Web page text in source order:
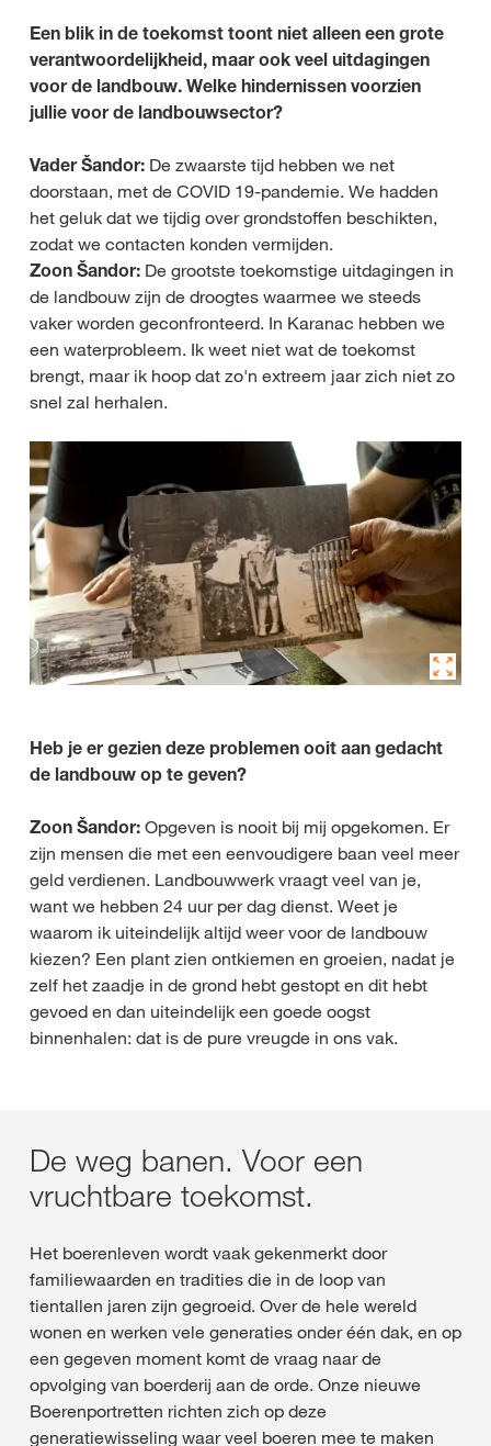
Een blik in de toekomst toont niet alleen een grote
verantwoordelijkheid, maar ook veel uitdagingen
voor de landbouw. Welke hindernissen voorzien
jullie voor de landbouwsector?
Vader Šandor: De zwaarste tijd hebben we net
doorstaan, met de COVID 19-pandemie. We hadden
het geluk dat we tijdig over grondstoffen beschikten,
zodat we contacten konden vermijden.
Zoon Šandor: De grootste toekomstige uitdagingen in
de landbouw zijn de droogtes waarmee we steeds
vaker worden geconfronteerd. In Karanac hebben we
een waterprobleem. Ik weet niet wat de toekomst
brengt, maar ik hoop dat zo'n extreem jaar zich niet zo
snel zal herhalen.
Heb je er gezien deze problemen ooit aan gedacht
de landbouw op te geven?
Zoon Šandor: Opgeven is nooit bij mij opgekomen. Er
zijn mensen die met een eenvoudigere baan veel meer
geld verdienen. Landbouwwerk vraagt veel van je,
want we hebben 24 uur per dag dienst. Weet je
waarom ik uiteindelijk altijd weer voor de landbouw
kiezen? Een plant zien ontkiemen en groeien, nadat je
zelf het zaadje in de grond hebt gestopt en dit hebt
gevoed en dan uiteindelijk een goede oogst
binnenhalen: dat is de pure vreugde in ons vak.
De weg banen. Voor een
vruchtbare toekomst.
Het boerenleven wordt vaak gekenmerkt door
familiewaarden en tradities die in de loop van
tientallen jaren zijn gegroeid. Over de hele wereld
wonen en werken vele generaties onder één dak, en op
een gegeven moment komt de vraag naar de
opvolging van boerderij aan de orde. Onze nieuwe
Boerenportretten richten zich op deze
generatiewisseling waar veel boeren mee te maken